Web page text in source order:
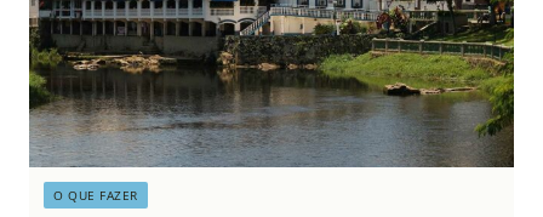
O QUE FAZER